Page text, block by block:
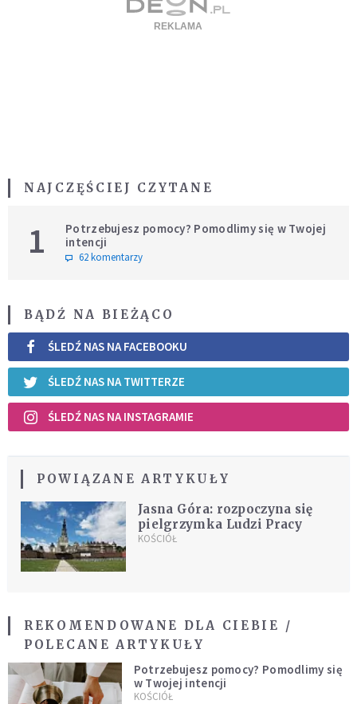
NAJCZĘŚCIEJ CZYTANE
1
Potrzebujesz pomocy? Pomodlimy się w Twojej
intencji
62 komentarzy
BĄDŹ NA BIEŻĄCO
ŚLEDŹ NAS NA FACEBOOKU
ŚLEDŹ NAS NA TWITTERZE
ŚLEDŹ NAS NA INSTAGRAMIE
POWIĄZANE ARTYKUŁY
Jasna Góra: rozpoczyna się
pielgrzymka Ludzi Pracy
KOŚCIÓŁ
REKOMENDOWANE DLA CIEBIE /
POLECANE ARTYKUŁY
Potrzebujesz pomocy? Pomodlimy się
w Twojej intencji
KOŚCIÓŁ